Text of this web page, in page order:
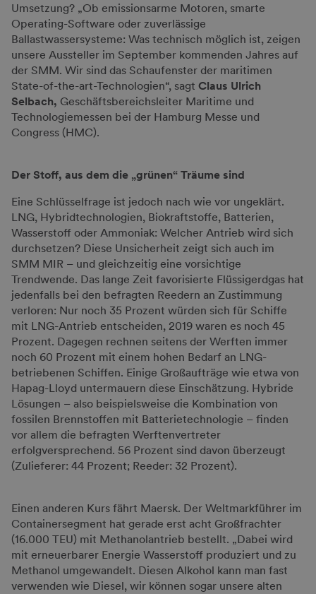
Umsetzung? „Ob emissionsarme Motoren, smarte
Operating-Software oder zuverlässige
Ballastwassersysteme: Was technisch möglich ist, zeigen
unsere Aussteller im September kommenden Jahres auf
der SMM. Wir sind das Schaufenster der maritimen
State-of-the-art-Technologien“, sagt Claus Ulrich
Selbach, Geschäftsbereichsleiter Maritime und
Technologiemessen bei der Hamburg Messe und
Congress (HMC).
Der Stoff, aus dem die „grünen“ Träume sind
Eine Schlüsselfrage ist jedoch nach wie vor ungeklärt.
LNG, Hybridtechnologien, Biokraftstoffe, Batterien,
Wasserstoff oder Ammoniak: Welcher Antrieb wird sich
durchsetzen? Diese Unsicherheit zeigt sich auch im
SMM MIR – und gleichzeitig eine vorsichtige
Trendwende. Das lange Zeit favorisierte Flüssigerdgas hat
jedenfalls bei den befragten Reedern an Zustimmung
verloren: Nur noch 35 Prozent würden sich für Schiffe
mit LNG-Antrieb entscheiden, 2019 waren es noch 45
Prozent. Dagegen rechnen seitens der Werften immer
noch 60 Prozent mit einem hohen Bedarf an LNG-
betriebenen Schiffen. Einige Großaufträge wie etwa von
Hapag-Lloyd untermauern diese Einschätzung. Hybride
Lösungen – also beispielsweise die Kombination von
fossilen Brennstoffen mit Batterietechnologie – finden
vor allem die befragten Werftenvertreter
erfolgversprechend. 56 Prozent sind davon überzeugt
(Zulieferer: 44 Prozent; Reeder: 32 Prozent).
Einen anderen Kurs fährt Maersk. Der Weltmarkführer im
Containersegment hat gerade erst acht Großfrachter
(16.000 TEU) mit Methanolantrieb bestellt. „Dabei wird
mit erneuerbarer Energie Wasserstoff produziert und zu
Methanol umgewandelt. Diesen Alkohol kann man fast
verwenden wie Diesel, wir können sogar unsere alten